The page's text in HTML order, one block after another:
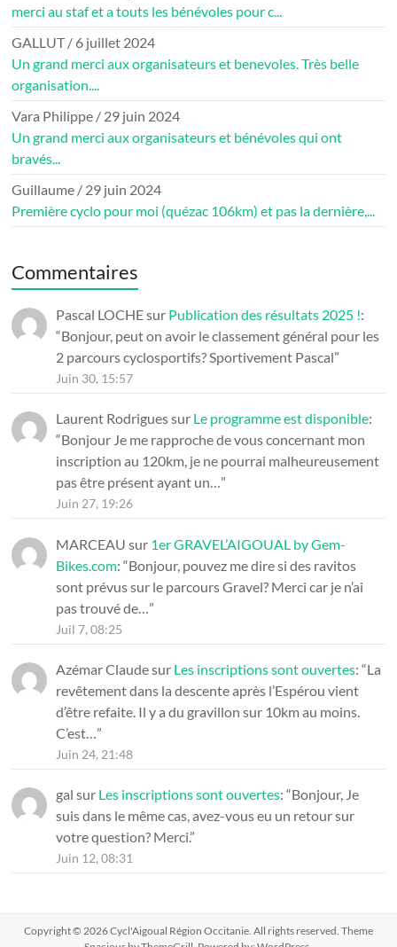
merci au staf et a touts les bénévoles pour c...
GALLUT/ 6 juillet 2024
Un grand merci aux organisateurs et benevoles. Très belle
organisation....
Vara Philippe / 29 juin 2024
Un grand merci aux organisateurs et bénévoles qui ont
bravés...
Guillaume / 29 juin 2024
Première cyclo pour moi (quézac 106km) et pas la dernière,...
Commentaires
Pascal LOCHEsur Publication des résultats 2025 !:
“Bonjour, peut on avoir le classement général pour les
2 parcours cyclosportifs? Sportivement Pascal”
Juin 30, 15:57
Laurent Rodriguessur Le programme est disponible:
“Bonjour Je me rapproche de vous concernant mon
inscription au 120km, je ne pourrai malheureusement
pas être présent ayant un…”
Juin 27, 19:26
MARCEAU sur 1er GRAVEL’AIGOUAL by Gem-
Bikes.com: “Bonjour, pouvez me dire si des ravitos
sont prévus sur le parcours Gravel? Merci car je n’ai
pas trouvé de… ”
Juil 7, 08:25
Azémar Claudesur Les inscriptions sont ouvertes: “La
revêtement dans la descente après l’Espérou vient
d’être refaite. Il y a du gravillon sur 10km au moins.
C’est… ”
Juin 24, 21:48
gal sur Les inscriptions sont ouvertes: “Bonjour, Je
suis dans le même cas, avez-vous eu un retour sur
votre question? Merci.”
Juin 12, 08:31
Copyright © 2026Cycl'Aigoual Région Occitanie. All rights reserved. Theme